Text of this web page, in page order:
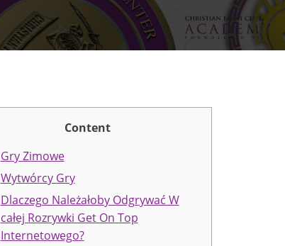
Content
Gry Zimowe
Wytwórcy Gry
Dlaczego Należałoby Odgrywać W
całej Rozrywki Get On Top
Internetowego?